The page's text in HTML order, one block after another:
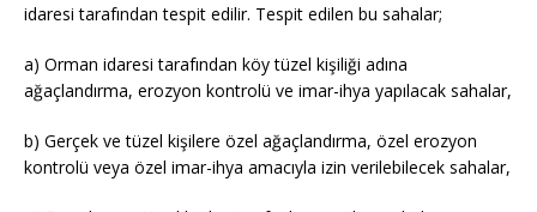
idaresi tarafından tespit edilir. Tespit edilen bu sahalar;
a) Orman idaresi tarafından köy tüzel kişiliği adına
ağaçlandırma, erozyon kontrolü ve imar-ihya yapılacak sahalar,
b) Gerçek ve tüzel kişilere özel ağaçlandırma, özel erozyon
kontrolü veya özel imar-ihya amacıyla izin verilebilecek sahalar,